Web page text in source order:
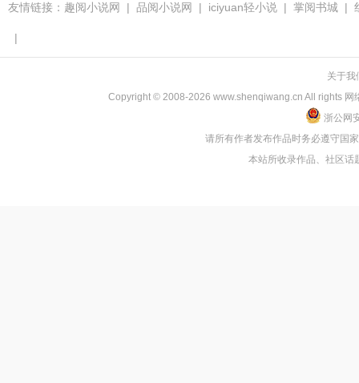
友情链接： 趣阅小说网 | 品阅小说网 | iciyuan轻小说 | 掌阅书城 |
|
关于我
Copyright © 2008-2026 www.shenqiwang.cn All rights 网
浙公网
请所有作者发布作品时务必遵守国
本站所收录作品、社区话